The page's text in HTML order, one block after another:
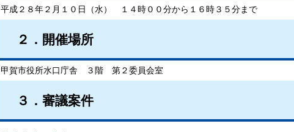
平成２８年２月１０日（水） １４時００分から１６時３５分まで
２．開催場所
甲賀市役所水口庁舎 ３階 第２委員会室
３．審議案件